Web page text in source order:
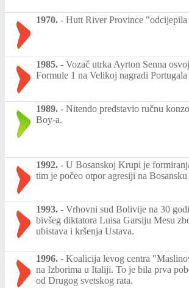
1970. - Hutt River Province "odcijepila
1985. - Vozač utrka Ayrton Senna
Formule 1 na Velikoj nagradi
1989. - Nitendo predstavio ručnu
Boy-a.
1992. - U Bosanskoj Krupi je
tim je počeo otpor agresiji na
1993. - Vrhovni sud Bolivije na 30
bivšeg diktatora Luisa Garsiju Mesu
ubistava i kršenja Ustava.
1996. - Koalicija levog centra
na Izborima u Italiji. To je bila prva
od Drugog svetskog rata.